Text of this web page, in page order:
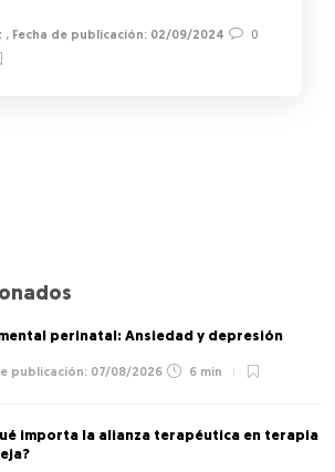
, 02/09/2024
0
perinatal: Ansiedad y depresión
07/08/2026 6 min
importa la alianza terapéutica en terapia